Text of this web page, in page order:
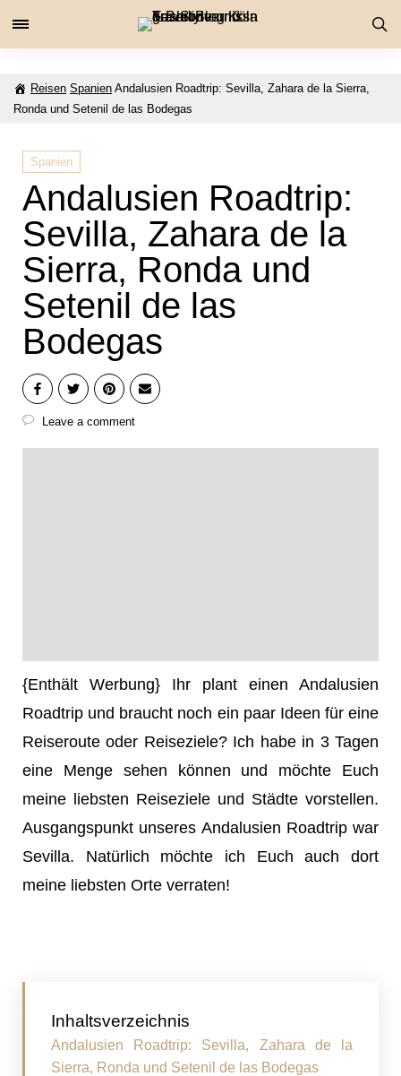
Reisen Spanien Andalusien Roadtrip: Sevilla, Zahara de la Sierra,
Ronda und Setenil de las Bodegas
Spanien
Andalusien Roadtrip:
Sevilla, Zahara de la
Sierra, Ronda und
Setenil de las
Bodegas
Leave a comment
{Enthält Werbung} Ihr plant einen Andalusien
Roadtrip und braucht noch ein paar Ideen für eine
Reiseroute oder Reiseziele? Ich habe in 3 Tagen
eine Menge sehen können und möchte Euch
meine liebsten Reiseziele und Städte vorstellen.
Ausgangspunkt unseres Andalusien Roadtrip war
Sevilla. Natürlich möchte ich Euch auch dort
meine liebsten Orte verraten!
Inhaltsverzeichnis
Andalusien Roadtrip: Sevilla, Zahara de la
Sierra, Ronda und Setenil de las Bodegas